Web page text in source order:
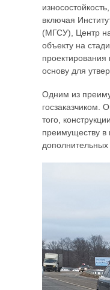
включая
(МГСУ), Центр
объекту на
основу для
Одним из
госзаказчиком.
того,
преимуществу в
дополнительных